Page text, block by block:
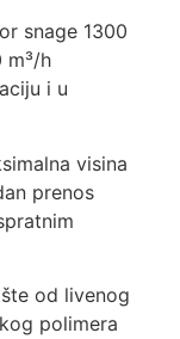
snage 1300
m³/h
i u
visina
prenos
od livenog
polimera